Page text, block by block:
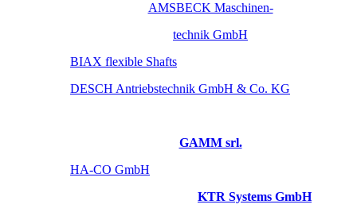
AMSBECK Maschinen-
technik GmbH
BIAX flexible Shafts
DESCH Antriebstechnik GmbH & Co. KG
GAMM srl.
HA-CO GmbH
KTR Systems GmbH